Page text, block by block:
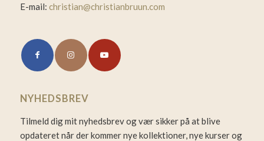
E-mail: christian@christianbruun.com
NYHEDSBREV
Tilmeld dig mit nyhedsbrev og vær sikker på at blive
opdateret når der kommer nye kollektioner, nye kurser og